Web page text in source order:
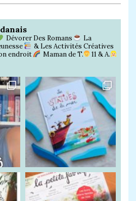
Dévorer Des Romans
La
& Les Activités Créatives
endroit
Maman de T.
11 & A.